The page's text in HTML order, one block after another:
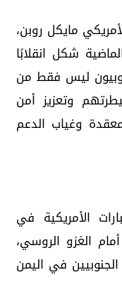
مايكل روبن،
شكل انقلابًا
ليس فقط من
وتعزيز أمن
وغياب الدعم
الأمريكية في
الغزو الروسي،
في اليمن